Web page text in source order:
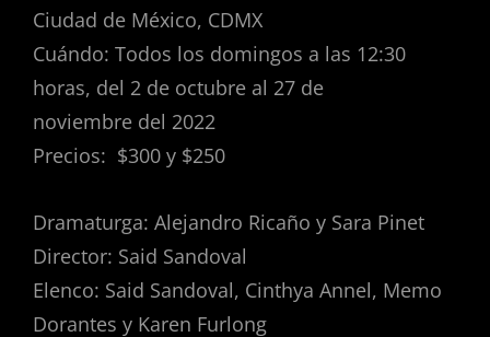
Ciudad de México, CDMX
Cuándo: Todos los domingos a las 12:30
horas, del 2 de octubre al 27 de
noviembre del 2022
Precios: $300 y $250
Dramaturga: Alejandro Ricaño y Sara Pinet
Director: Said Sandoval
Elenco: Said Sandoval, Cinthya Annel, Memo
Dorantes y Karen Furlong